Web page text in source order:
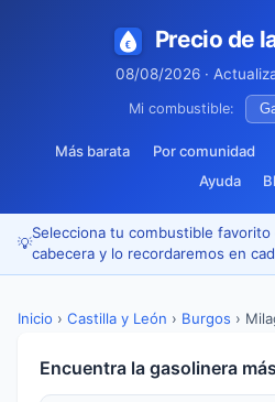
Precio de
08/08/2026 ·
Mi combustible:
Más barata Por comunidad
Ayuda
💡
Selecciona tu combustible
cabecera y lo recordaremos en
Inicio › Castilla y León › Burgos ›
Encuentra la gasolinera